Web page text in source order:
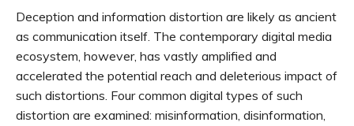
Deception and information distortion are likely as ancient
as communication itself. The contemporary digital media
ecosystem, however, has vastly amplified and
accelerated the potential reach and deleterious impact of
such distortions. Four common digital types of such
distortion are examined: misinformation, disinformation,